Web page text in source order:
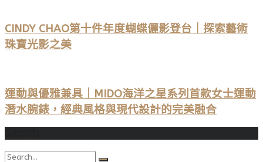
CINDY CHAO第十件年度蝴蝶儷影登台｜探索藝術
珠寶光影之美
運動與優雅兼具｜MIDO海洋之星系列首款女士運動
潛水腕錶，經典風格與現代設計的完美融合